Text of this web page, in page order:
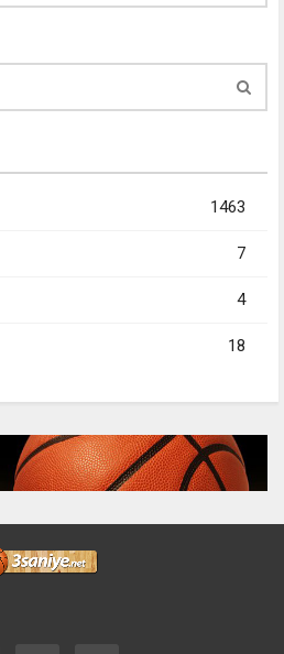
1463
7
4
18